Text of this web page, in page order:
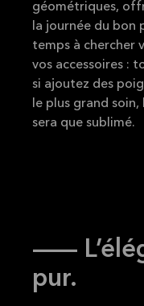
géométriques,
la journée du bon
temps à chercher
vos accessoires :
si ajoutez des
le plus grand soin,
sera que sublimé.
--
pur.